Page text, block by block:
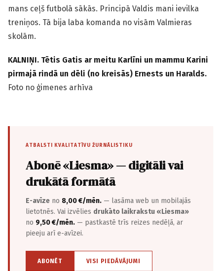
mans ceļš futbolā sākās. Principā Valdis mani ievilka
treniņos. Tā bija laba komanda no visām Valmieras
skolām.
KALNIŅI. Tētis Gatis ar meitu Karlīni un mammu Karini
pirmajā rindā un dēli (no kreisās) Ernests un Haralds.
Foto no ģimenes arhīva
ATBALSTI KVALITATĪVU ŽURNĀLISTIKU
Abonē «Liesma» — digitāli vai
drukātā formātā
E-avīze no 8,00 €/mēn. — lasāma web un mobilajās
lietotnēs. Vai izvēlies drukāto laikrakstu «Liesma»
no 9,50 €/mēn. — pastkastē trīs reizes nedēļā, ar
pieeju arī e-avīzei.
ABONĒT VISI PIEDĀVĀJUMI